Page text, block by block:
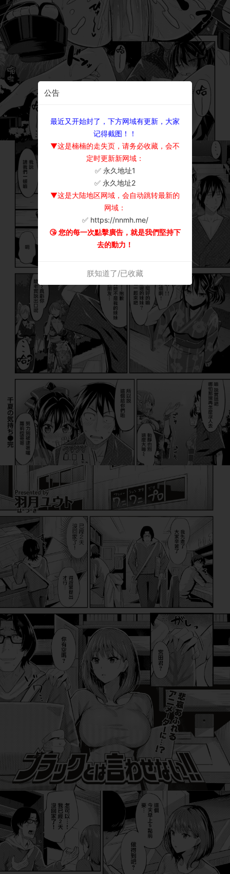
公告
最近又开始封了，下方网域有更新，大家
记得截图！！
▼这是楠楠的走失页，请务必收藏，会不
定时更新新网域：
✅ 永久地址1
✅ 永久地址2
▼这是大陆地区网域，会自动跳转最新的
网域：
✅ https://nnmh.me/
😘 您的每一次點擊廣告，就是我們堅持下
去的動力！
朕知道了/已收藏